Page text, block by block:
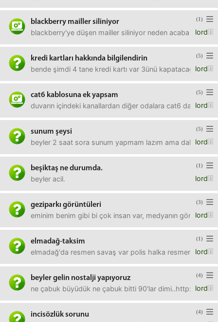
(1)
blackberry mailler siliniyor
lord
blackberry'ye düşen mailler siliniyor neden acaba
(5)
kredi kartları hakkında bilgilendirin
lord
bende şimdi 4 tane kredi kartı var 3ünü kapatacağım
(5)
cat6 kablosuna ek yapsam
lord
duvarın içindeki kanallardan diğer odalara cat6 dağıtılmış
(5)
sunum şeysi
lord
beyler 2 saat sora sunum yapmam lazım ama daha
(1)
beşiktaş ne durumda.
lord
beyler acil.
(3)
geziparkı görüntüleri
lord
eminim benim gibi bi çok insan var, medyanın
(1)
elmadağ-taksim
lord
elmadağ'da resmen savaş var polis halka resmen savaş
(4)
beyler gelin nostalji yapıyoruz
lord
ne çabuk büyüdük ne çabuk bitti 90'lar dimi..http://
(4)
incisözlük sorunu